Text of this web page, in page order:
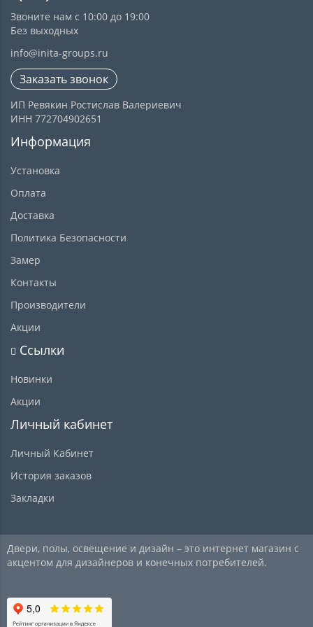
Звоните нам с 10:00 до 19:00
Без выходных
info@inita-groups.ru
Заказать звонок
ИП Ревякин Ростислав Валериевич
ИНН 772704902651
Информация
Установка
Оплата
Доставка
Политика Безопасности
Замер
Контакты
Производители
Акции
Ссылки
Новинки
Акции
Личный кабинет
Личный Кабинет
История заказов
Закладки
Двери, полы, освещение и дизайн – это интернет магазин с
акцентом для дизайнеров и конечных потребителей.